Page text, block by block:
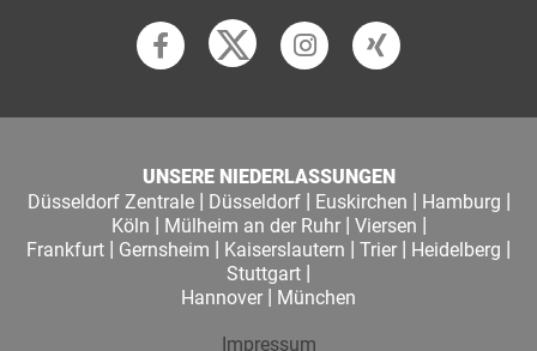
UNSERE NIEDERLASSUNGEN
Düsseldorf Zentrale| Düsseldorf| Euskirchen | Hamburg |
Köln | Mülheim an der Ruhr| Viersen |
Frankfurt | Gernsheim | Kaiserslautern | Trier | Heidelberg |
Stuttgart |
Hannover | München
Impressum